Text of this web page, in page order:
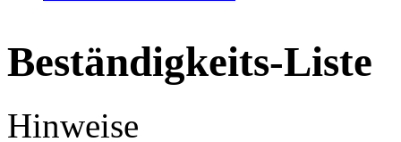
Beständigkeits-Liste
Hinweise